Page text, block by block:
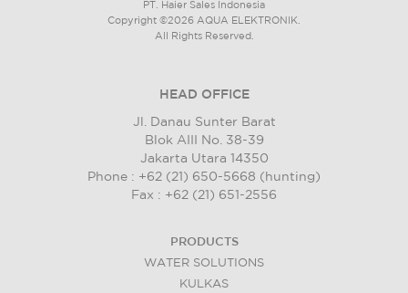
PT. Haier Sales Indonesia
Copyright ©2026 AQUA ELEKTRONIK.
All Rights Reserved.
HEAD OFFICE
Jl. Danau Sunter Barat
Blok AIII No. 38-39
Jakarta Utara 14350
Phone : +62 (21) 650-5668 (hunting)
Fax : +62 (21) 651-2556
PRODUCTS
WATER SOLUTIONS
KULKAS